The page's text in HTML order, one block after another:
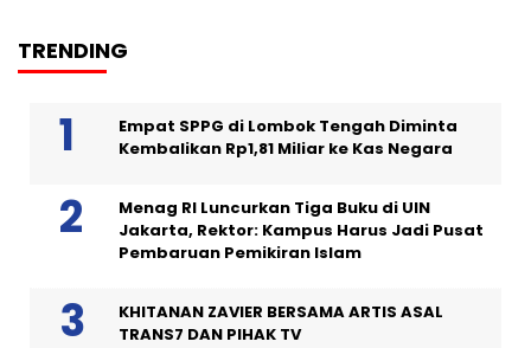
TRENDING
Empat SPPG di Lombok Tengah Diminta
Kembalikan Rp1,81 Miliar ke Kas Negara
Menag RI Luncurkan Tiga Buku di UIN
Jakarta, Rektor: Kampus Harus Jadi Pusat
Pembaruan Pemikiran Islam
KHITANAN ZAVIER BERSAMA ARTIS ASAL
TRANS7 DAN PIHAK TV